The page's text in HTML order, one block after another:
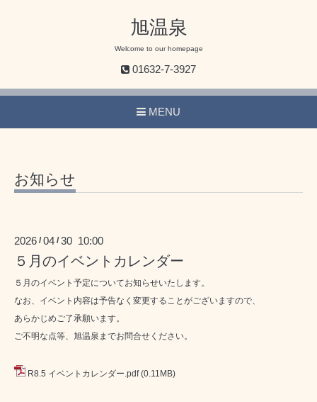
旭温泉
Welcome to our homepage
01632-7-3927
MENU
お知らせ
2026 /04 /30 10:00
５月のイベントカレンダー
５月のイベント予定についてお知らせいたします。
なお、イベント内容は予告なく変更することがございますので、
あらかじめご了承願います。
ご不明な点等、旭温泉までお問合せください。
R8.5 イベントカレンダー.pdf (0.11MB)